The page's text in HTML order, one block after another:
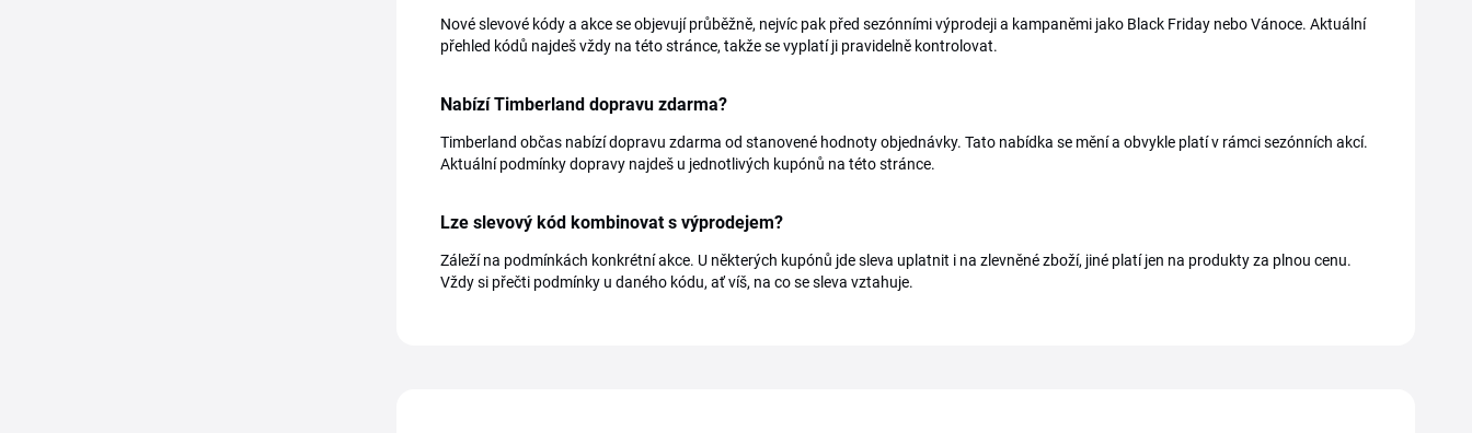
Nové slevové kódy a akce se objevují průběžně, nejvíc pak před sezónními výprodeji a kampaněmi jako Black Friday nebo Vánoce. Aktuální
přehled kódů najdeš vždy na této stránce, takže se vyplatí ji pravidelně kontrolovat.
Nabízí Timberland dopravu zdarma?
Timberland občas nabízí dopravu zdarma od stanovené hodnoty objednávky. Tato nabídka se mění a obvykle platí v rámci sezónních akcí.
Aktuální podmínky dopravy najdeš u jednotlivých kupónů na této stránce.
Lze slevový kód kombinovat s výprodejem?
Záleží na podmínkách konkrétní akce. U některých kupónů jde sleva uplatnit i na zlevněné zboží, jiné platí jen na produkty za plnou cenu.
Vždy si přečti podmínky u daného kódu, ať víš, na co se sleva vztahuje.